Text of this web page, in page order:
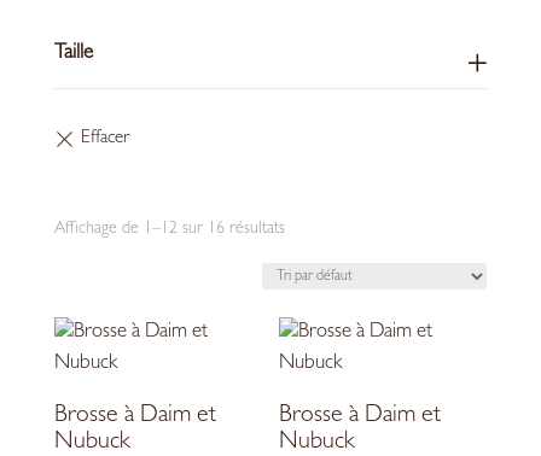
Taille
Affichage de 1–12 sur 16 résultats
Brosse à Daim et
Nubuck
Brosse à Daim et
Nubuck